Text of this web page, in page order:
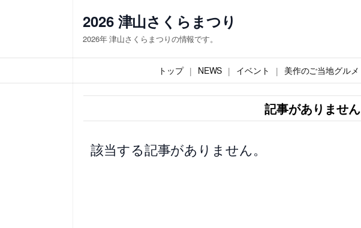
ス
キ
2026 津山さくらまつり
2026年 津山さくらまつりの情報です。
トップ NEWS イベント 美作のご当地グルメ
記事がありません
該当する記事がありません。